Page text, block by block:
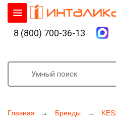
Главная Бренды
8 (800) 700-36-13